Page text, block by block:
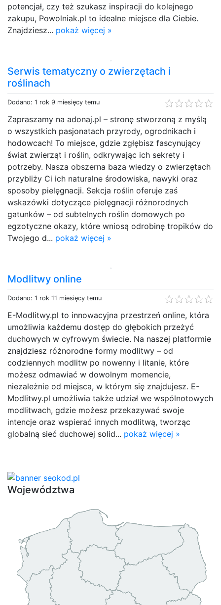
potencjał, czy też szukasz inspiracji do kolejnego
zakupu, Powolniak.pl to idealne miejsce dla Ciebie.
Znajdziesz... pokaż więcej »
Serwis tematyczny o zwierzętach i
roślinach
Dodano: 1 rok 9 miesięcy temu
Zapraszamy na adonaj.pl – stronę stworzoną z myślą
o wszystkich pasjonatach przyrody, ogrodnikach i
hodowcach! To miejsce, gdzie zgłębisz fascynujący
świat zwierząt i roślin, odkrywając ich sekrety i
potrzeby. Nasza obszerna baza wiedzy o zwierzętach
przybliży Ci ich naturalne środowiska, nawyki oraz
sposoby pielęgnacji. Sekcja roślin oferuje zaś
wskazówki dotyczące pielęgnacji różnorodnych
gatunków – od subtelnych roślin domowych po
egzotyczne okazy, które wniosą odrobinę tropików do
Twojego d... pokaż więcej »
Modlitwy online
Dodano: 1 rok 11 miesięcy temu
E-Modlitwy.pl to innowacyjna przestrzeń online, która
umożliwia każdemu dostęp do głębokich przeżyć
duchowych w cyfrowym świecie. Na naszej platformie
znajdziesz różnorodne formy modlitwy – od
codziennych modlitw po nowenny i litanie, które
możesz odmawiać w dowolnym momencie,
niezależnie od miejsca, w którym się znajdujesz. E-
Modlitwy.pl umożliwia także udział we wspólnotowych
modlitwach, gdzie możesz przekazywać swoje
intencje oraz wspierać innych modlitwą, tworząc
globalną sieć duchowej solid... pokaż więcej »
Województwa